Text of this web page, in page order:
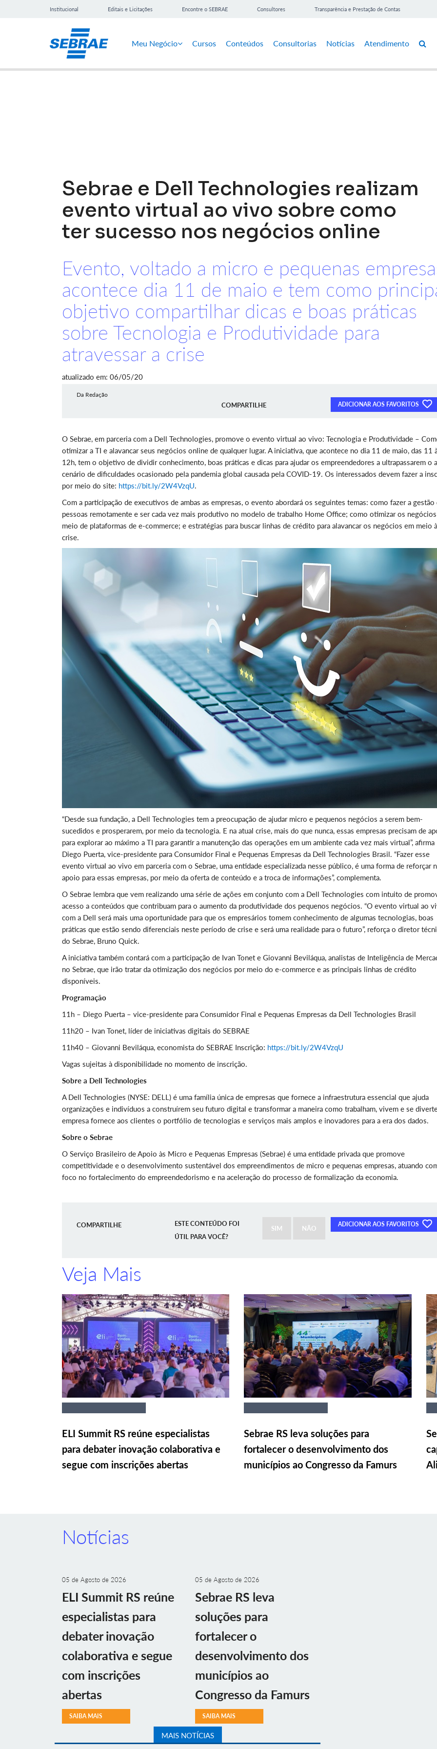
Institucional Editais e Licitações Encontre o SEBRAE Consultores Transparência e Prestação de Contas
Meu Negócio Cursos Conteúdos Consultorias Notícias Atendimento
Sebrae e Dell Technologies realizam
evento virtual ao vivo sobre como
ter sucesso nos negócios online
Evento, voltado a micro e pequenas
acontece dia 11 de maio e tem como
objetivo compartilhar dicas e boas práticas
sobre Tecnologia e Produtividade para
atravessar a crise
atualizado em: 06/05/20
Da Redação
COMPARTILHE ADICIONAR AOS FAVORITOS
O Sebrae, em parceria com a Dell Technologies, promove o evento virtual ao vivo: Tecnologia e Produtividade –
otimizar a TI e alavancar seus negócios online de qualquer lugar. A iniciativa, que acontece no dia 11 de maio, das 11
12h, tem o objetivo de dividir conhecimento, boas práticas e dicas para ajudar os empreendedores a ultrapassarem o
cenário de dificuldades ocasionado pela pandemia global causada pela COVID-19. Os interessados devem fazer a
por meio do site: https://bit.ly/2W4VzqU.
Com a participação de executivos de ambas as empresas, o evento abordará os seguintes temas: como fazer a gestão
pessoas remotamente e ser cada vez mais produtivo no modelo de trabalho Home Office; como otimizar os
meio de plataformas de e-commerce; e estratégias para buscar linhas de crédito para alavancar os negócios em meio à
crise.
“Desde sua fundação, a Dell Technologies tem a preocupação de ajudar micro e pequenos negócios a serem bem-
sucedidos e prosperarem, por meio da tecnologia. E na atual crise, mais do que nunca, essas empresas precisam de
para explorar ao máximo a TI para garantir a manutenção das operações em um ambiente cada vez mais virtual”, afirma
Diego Puerta, vice-presidente para Consumidor Final e Pequenas Empresas da Dell Technologies Brasil. “Fazer esse
evento virtual ao vivo em parceria com o Sebrae, uma entidade especializada nesse público, é uma forma de reforçar
apoio para essas empresas, por meio da oferta de conteúdo e a troca de informações”, complementa.
O Sebrae lembra que vem realizando uma série de ações em conjunto com a Dell Technologies com intuito de
acesso a conteúdos que contribuam para o aumento da produtividade dos pequenos negócios. “O evento virtual ao
com a Dell será mais uma oportunidade para que os empresários tomem conhecimento de algumas tecnologias, boas
práticas que estão sendo diferenciais neste período de crise e será uma realidade para o futuro”, reforça o diretor
do Sebrae, Bruno Quick.
A iniciativa também contará com a participação de Ivan Tonet e Giovanni Beviláqua, analistas de Inteligência de
no Sebrae, que irão tratar da otimização dos negócios por meio do e-commerce e as principais linhas de crédito
disponíveis.
Programação
11h – Diego Puerta – vice-presidente para Consumidor Final e Pequenas Empresas da Dell Technologies Brasil
11h20 – Ivan Tonet, líder de iniciativas digitais do SEBRAE
11h40 – Giovanni Beviláqua, economista do SEBRAE Inscrição: https://bit.ly/2W4VzqU
Vagas sujeitas à disponibilidade no momento de inscrição.
Sobre a Dell Technologies
A Dell Technologies (NYSE: DELL) é uma família única de empresas que fornece a infraestrutura essencial que ajuda
organizações e indivíduos a construírem seu futuro digital e transformar a maneira como trabalham, vivem e se
empresa fornece aos clientes o portfólio de tecnologias e serviços mais amplos e inovadores para a era dos dados.
Sobre o Sebrae
O Serviço Brasileiro de Apoio às Micro e Pequenas Empresas (Sebrae) é uma entidade privada que promove
competitividade e o desenvolvimento sustentável dos empreendimentos de micro e pequenas empresas, atuando
foco no fortalecimento do empreendedorismo e na aceleração do processo de formalização da economia.
COMPARTILHE ADICIONAR AOS FAVORITOS
ESTE CONTEÚDO FOI
ÚTIL PARA VOCÊ?
SIM NÃO
Veja Mais
ELI Summit RS reúne especialistas
para debater inovação colaborativa e
segue com inscrições abertas
Sebrae RS leva soluções para
fortalecer o desenvolvimento dos
municípios ao Congresso da Famurs
Notícias
05 de Agosto de 2026
ELI Summit RS reúne
especialistas para
debater inovação
colaborativa e segue
com inscrições
abertas
SAIBA MAIS
05 de Agosto de 2026
Sebrae RS leva
soluções para
fortalecer o
desenvolvimento dos
municípios ao
Congresso da Famurs
SAIBA MAIS
MAIS NOTÍCIAS